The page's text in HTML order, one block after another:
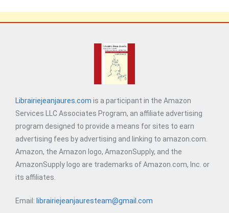
Librairiejeanjaures.com is a participant in the Amazon
Services LLC Associates Program, an affiliate advertising
program designed to provide a means for sites to earn
advertising fees by advertising and linking to amazon.com.
Amazon, the Amazon logo, AmazonSupply, and the
AmazonSupply logo are trademarks of Amazon.com, Inc. or
its affiliates.
Email: librairiejeanjauresteam@gmail.com